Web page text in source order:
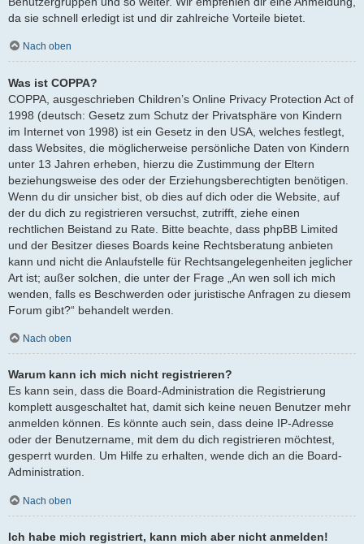
da sie schnell erledigt ist und dir zahlreiche Vorteile bietet.
Nach oben
Was ist COPPA?
COPPA, ausgeschrieben Children’s Online Privacy Protection Act of
1998 (deutsch: Gesetz zum Schutz der Privatsphäre von Kindern
im Internet von 1998) ist ein Gesetz in den USA, welches festlegt,
dass Websites, die möglicherweise persönliche Daten von Kindern
unter 13 Jahren erheben, hierzu die Zustimmung der Eltern
beziehungsweise des oder der Erziehungsberechtigten benötigen.
Wenn du dir unsicher bist, ob dies auf dich oder die Website, auf
der du dich zu registrieren versuchst, zutrifft, ziehe einen
rechtlichen Beistand zu Rate. Bitte beachte, dass phpBB Limited
und der Besitzer dieses Boards keine Rechtsberatung anbieten
kann und nicht die Anlaufstelle für Rechtsangelegenheiten jeglicher
Art ist; außer solchen, die unter der Frage „An wen soll ich mich
wenden, falls es Beschwerden oder juristische Anfragen zu diesem
Forum gibt?“ behandelt werden.
Nach oben
Warum kann ich mich nicht registrieren?
Es kann sein, dass die Board-Administration die Registrierung
komplett ausgeschaltet hat, damit sich keine neuen Benutzer mehr
anmelden können. Es könnte auch sein, dass deine IP-Adresse
oder der Benutzername, mit dem du dich registrieren möchtest,
gesperrt wurden. Um Hilfe zu erhalten, wende dich an die Board-
Administration.
Nach oben
Ich habe mich registriert, kann mich aber nicht anmelden!